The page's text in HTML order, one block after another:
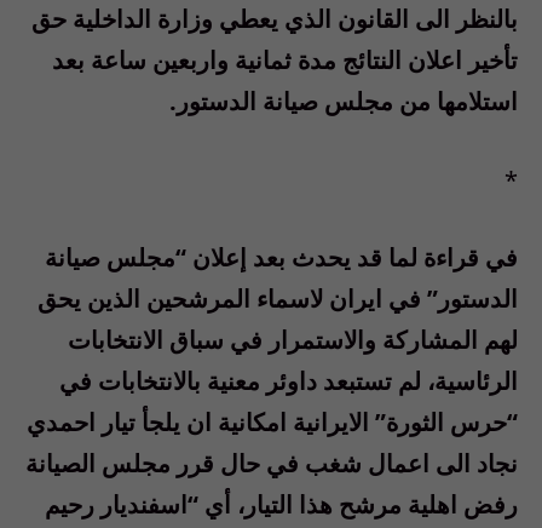
بالنظر الى القانون الذي يعطي وزارة الداخلية حق
تأخير اعلان النتائج مدة ثمانية واربعين ساعة بعد
استلامها من مجلس صيانة الدستور.
*
في قراءة لما قد يحدث بعد إعلان “مجلس صيانة
الدستور” في ايران لاسماء المرشحين الذين يحق
لهم المشاركة والاستمرار في سباق الانتخابات
الرئاسية، لم تستبعد داوئر معنية بالانتخابات في
“حرس الثورة” الايرانية امكانية ان يلجأ تيار احمدي
نجاد الى اعمال شغب في حال قرر مجلس الصيانة
رفض اهلية مرشح هذا التيار، أي “اسفنديار رحيم